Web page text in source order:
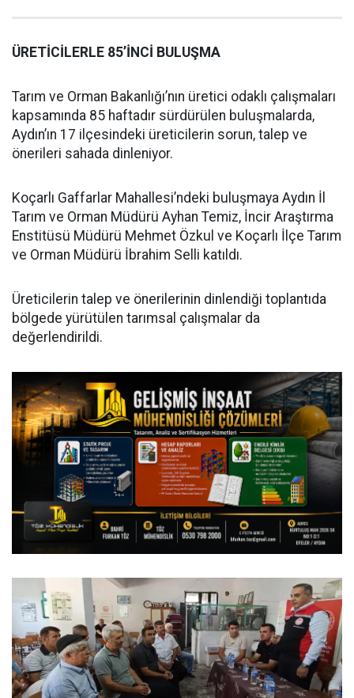
ÜRETİCİLERLE 85’İNCİ BULUŞMA
Tarım ve Orman Bakanlığı’nın üretici odaklı çalışmaları
kapsamında 85 haftadır sürdürülen buluşmalarda,
Aydın’ın 17 ilçesindeki üreticilerin sorun, talep ve
önerileri sahada dinleniyor.
Koçarlı Gaffarlar Mahallesi’ndeki buluşmaya Aydın İl
Tarım ve Orman Müdürü Ayhan Temiz, İncir Araştırma
Enstitüsü Müdürü Mehmet Özkul ve Koçarlı İlçe Tarım
ve Orman Müdürü İbrahim Selli katıldı.
Üreticilerin talep ve önerilerinin dinlendiği toplantıda
bölgede yürütülen tarımsal çalışmalar da
değerlendirildi.